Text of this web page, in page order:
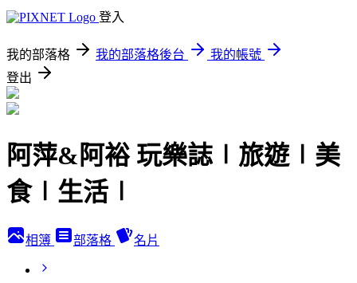
登入
我的部落格 我的部落格後台
我的帳號
登出
阿萍&阿裕 玩樂誌∣旅遊∣美
食∣生活∣
相簿 部落格 名片